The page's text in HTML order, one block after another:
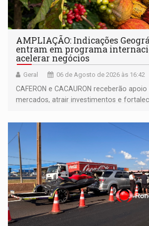
AMPLIAÇÃO: Indicações
entram em programa
acelerar negócios
Geral 06 de Agosto de 2026 às 16:42
CAFERON e CACAURON receberão
mercados, atrair investimentos e